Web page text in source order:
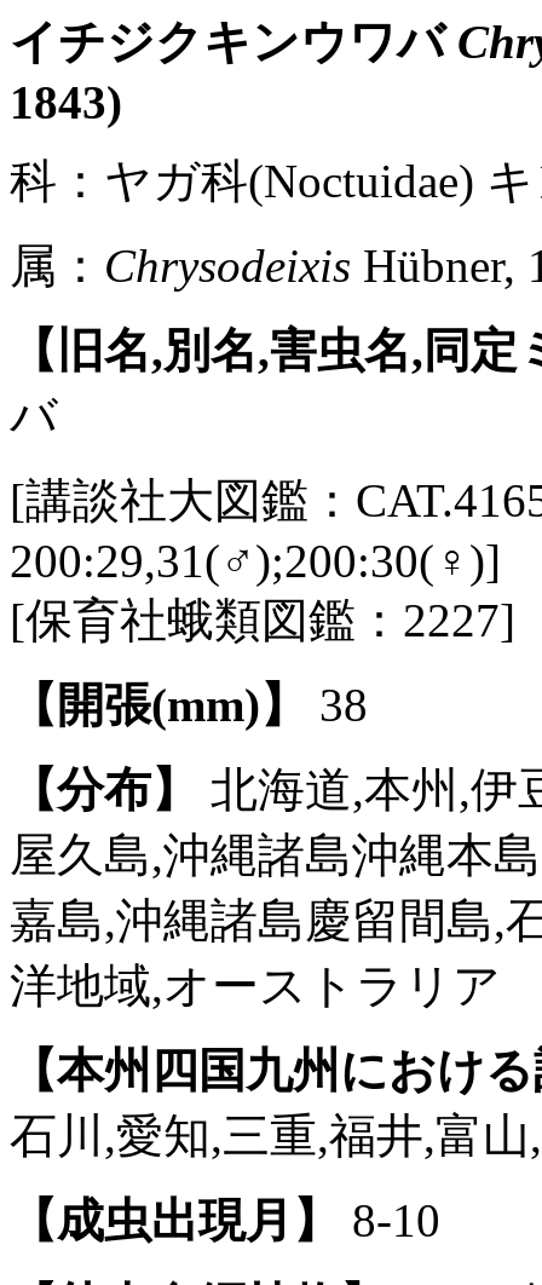
イチジクキンウワバ
1843)
科：ヤガ科(Noctuidae)
属： Chrysodeixis Hübner,
【旧名,別名,害虫名,同
バ
[講談社大図鑑：
200:29,31(♂);200:30(♀)]
[保育社蛾類図鑑：2227]
【開張(mm)】
38
【分布】
北海道,本州,伊
屋久島,沖縄諸島沖縄本
嘉島,沖縄諸島慶留間島,
洋地域,オーストラリア
【本州四国九州におけ
石川,愛知,三重,福井,富
【成虫出現月】
8-10